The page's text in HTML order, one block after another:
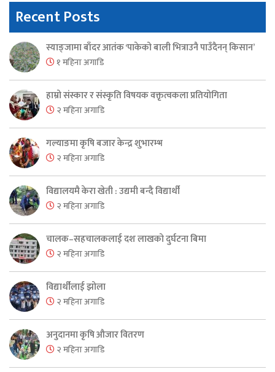
Recent Posts
स्याङ्जामा बाँदर आतंक ‘पाकेको बाली भित्राउनै पाउँदैनन् किसान’
१ महिना अगाडि
हाम्रो संस्कार र संस्कृति विषयक वक्तृत्वकला प्रतियोगिता
२ महिना अगाडि
गल्याङमा कृषि बजार केन्द्र शुभारम्भ
२ महिना अगाडि
विद्यालयमै केरा खेती : उद्यमी बन्दै विद्यार्थी
२ महिना अगाडि
चालक–सहचालकलाई दश लाखको दुर्घटना बिमा
२ महिना अगाडि
विद्यार्थीलाई झोला
२ महिना अगाडि
अनुदानमा कृषि औजार वितरण
२ महिना अगाडि